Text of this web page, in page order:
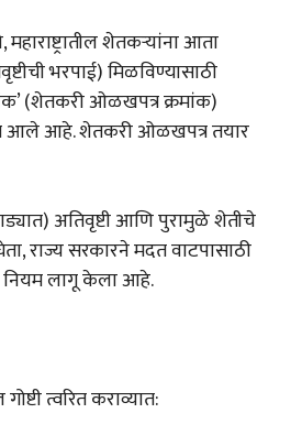
शेतकऱ्यांना आता
भरपाई) मिळविण्यासाठी
(शेतकरी ओळखपत्र क्रमांक)
आले आहे. शेतकरी ओळखपत्र तयार
अतिवृष्टी आणि पुरामुळे शेतीचे
राज्य सरकारने मदत वाटपासाठी
नियम लागू केला आहे.
त्वरित कराव्यात: